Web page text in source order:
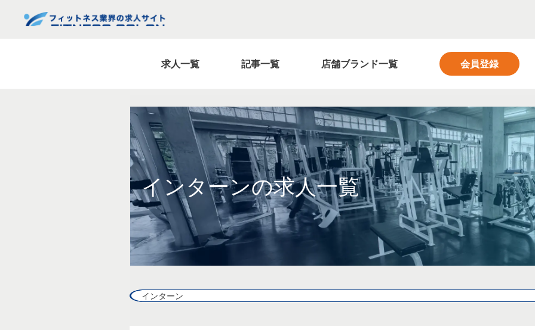
求人一覧 記事一覧 店舗ブランド一覧 会員登録
インターンの求人一覧
インターン